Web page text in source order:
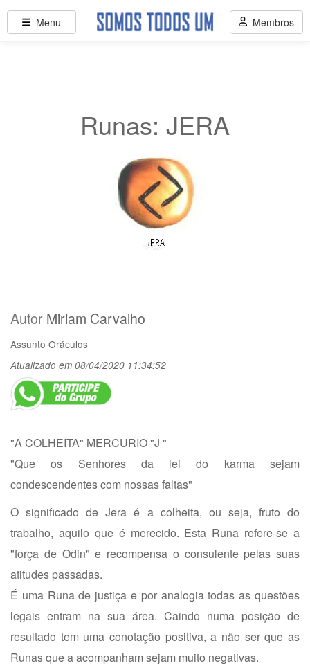
Runas: JERA
Autor Miriam Carvalho
Assunto Oráculos
Atualizado em 08/04/2020 11:34:52
"A COLHEITA" MERCURIO "J "
"Que os Senhores da lei do karma sejam
condescendentes com nossas faltas"
O significado de Jera é a colheita, ou seja, fruto do
trabalho, aquilo que é merecido. Esta Runa refere-se a
"força de Odin" e recompensa o consulente pelas suas
atitudes passadas.
É uma Runa de justiça e por analogia todas as questões
legais entram na sua área. Caindo numa posição de
resultado tem uma conotação positiva, a não ser que as
Runas que a acompanham sejam muito negativas.
Menu Membros